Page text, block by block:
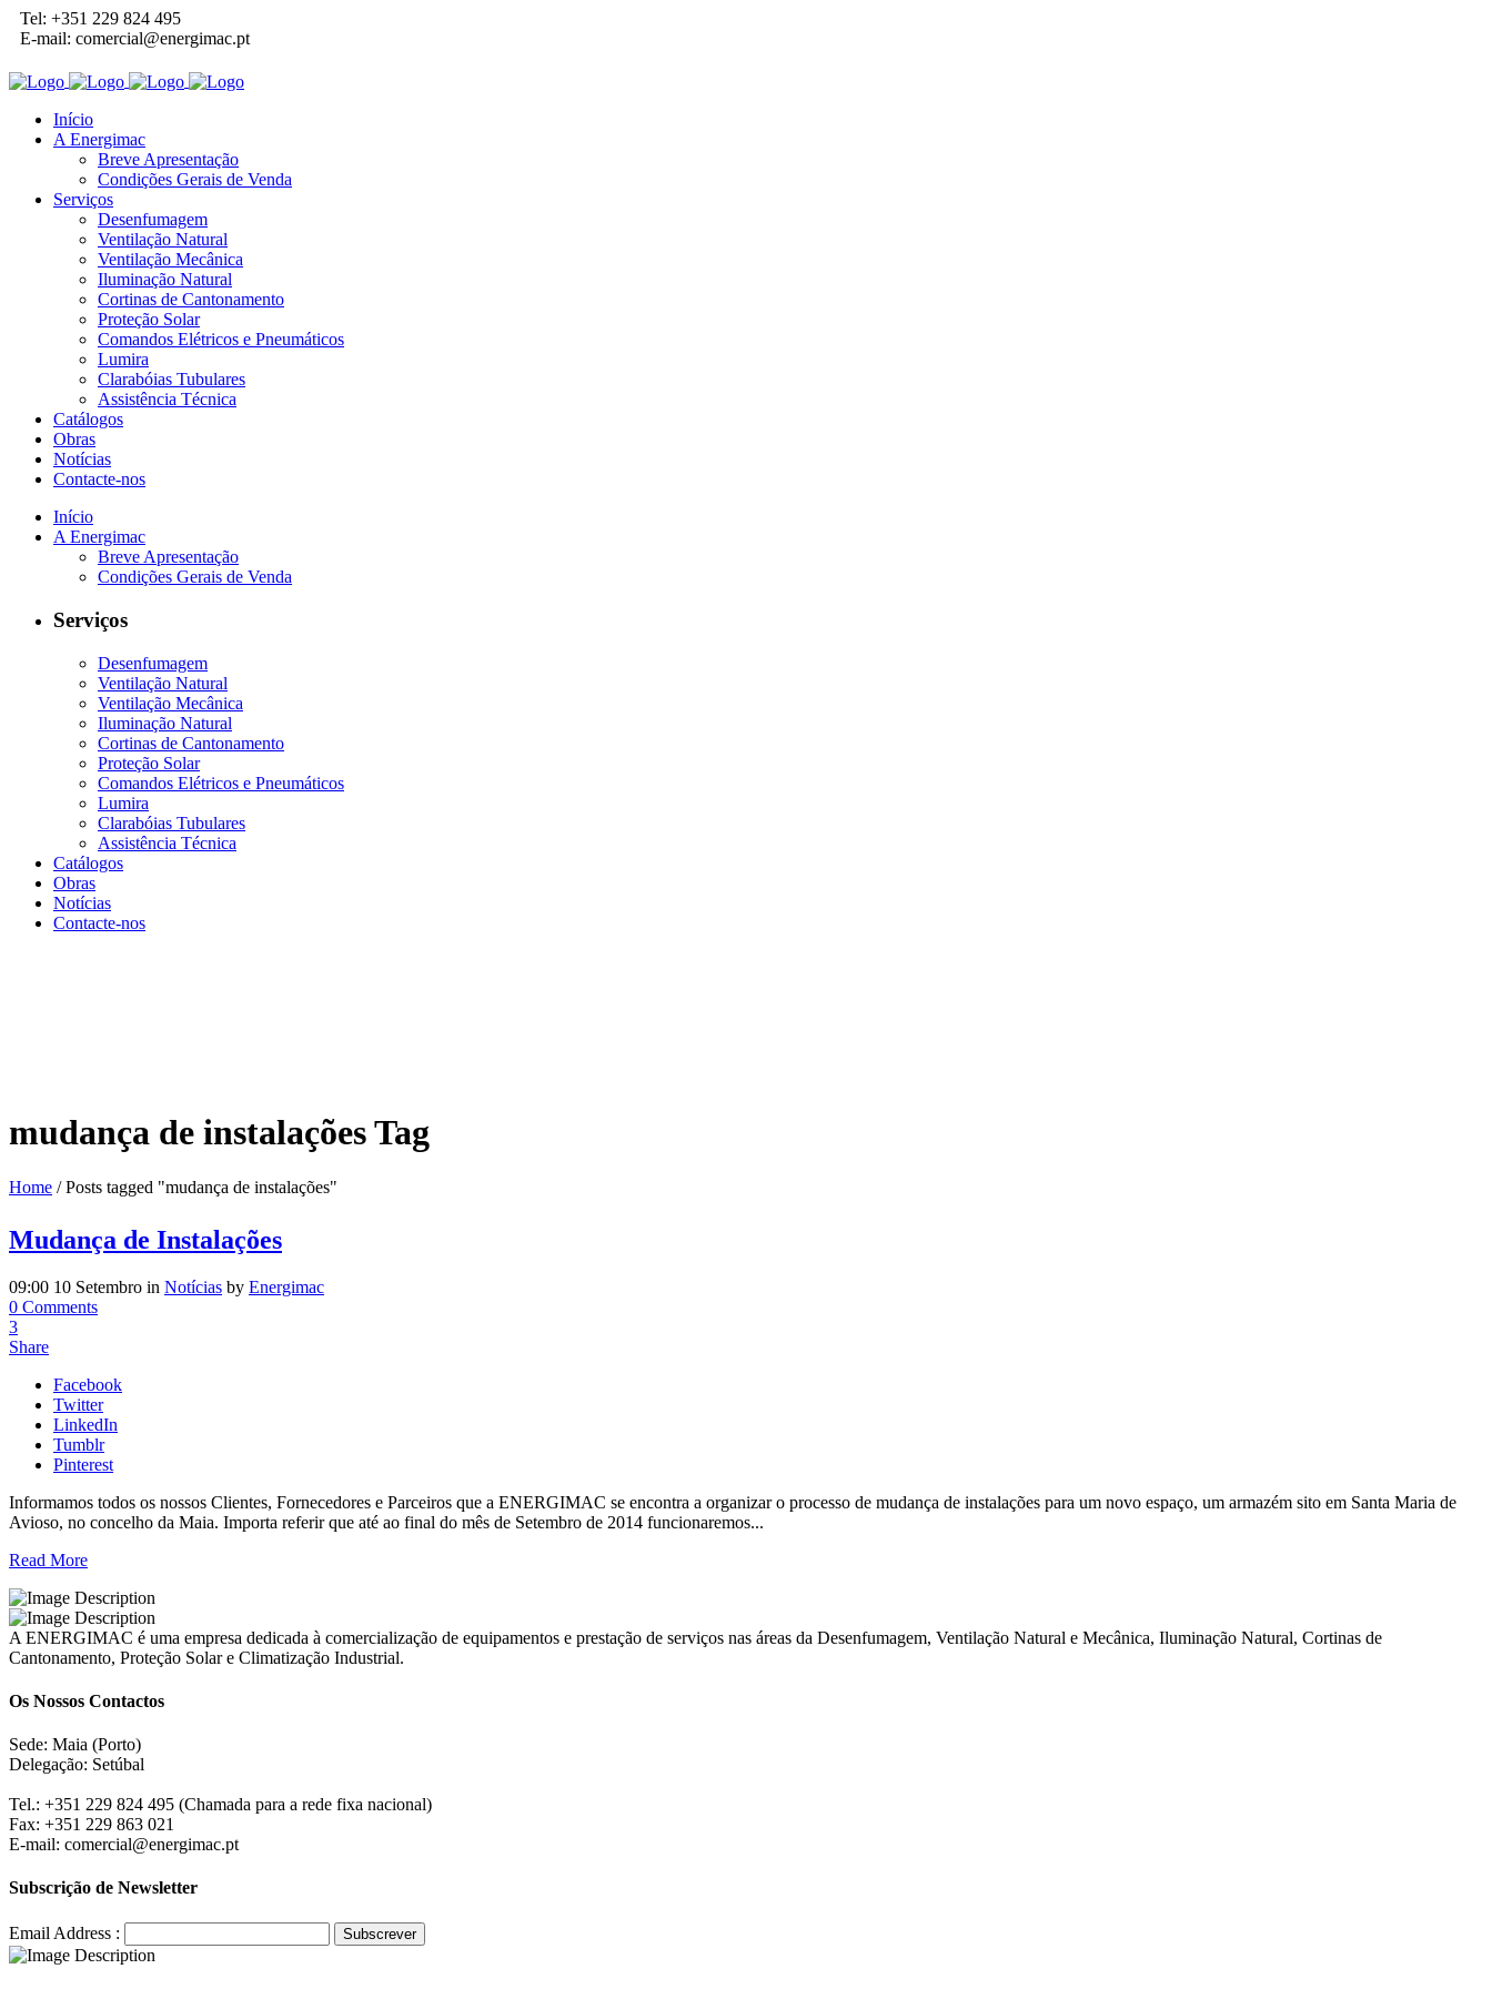
Tel: +351 229 824 495
E-mail: comercial@energimac.pt
Início
A Energimac
Breve Apresentação
Condições Gerais de Venda
Serviços
Desenfumagem
Ventilação Natural
Ventilação Mecânica
Iluminação Natural
Cortinas de Cantonamento
Proteção Solar
Comandos Elétricos e Pneumáticos
Lumira
Clarabóias Tubulares
Assistência Técnica
Catálogos
Obras
Notícias
Contacte-nos
Início
A Energimac
Breve Apresentação
Condições Gerais de Venda
Serviços
Desenfumagem
Ventilação Natural
Ventilação Mecânica
Iluminação Natural
Cortinas de Cantonamento
Proteção Solar
Comandos Elétricos e Pneumáticos
Lumira
Clarabóias Tubulares
Assistência Técnica
Catálogos
Obras
Notícias
Contacte-nos
mudança de instalações Tag
Home /Posts tagged "mudança de instalações"
Mudança de Instalações
09:00 10 Setembro in Notícias by Energimac
0 Comments
3
Share
Facebook
Twitter
LinkedIn
Tumblr
Pinterest
Informamos todos os nossos Clientes, Fornecedores e Parceiros que a ENERGIMAC se encontra a organizar o processo de mudança de instalações para um novo espaço, um armazém sito em Santa Maria de
Avioso, no concelho da Maia. Importa referir que até ao final do mês de Setembro de 2014 funcionaremos...
Read More
A ENERGIMAC é uma empresa dedicada à comercialização de equipamentos e prestação de serviços nas áreas da Desenfumagem, Ventilação Natural e Mecânica, Iluminação Natural, Cortinas de
Cantonamento, Proteção Solar e Climatização Industrial.
Os Nossos Contactos
Sede: Maia (Porto)
Delegação: Setúbal
Tel.: +351 229 824 495 (Chamada para a rede fixa nacional)
Fax: +351 229 863 021
E-mail: comercial@energimac.pt
Subscrição de Newsletter
Email Address :